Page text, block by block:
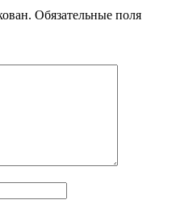
Обязательные поля